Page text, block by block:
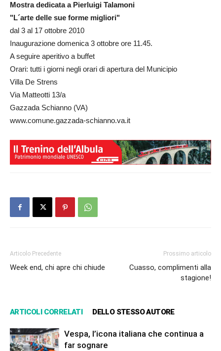
Mostra dedicata a Pierluigi Talamoni
"L´arte delle sue forme migliori"
dal 3 al 17 ottobre 2010
Inaugurazione domenica 3 ottobre ore 11.45.
A seguire aperitivo a buffet
Orari: tutti i giorni negli orari di apertura del Municipio
Villa De Strens
Via Matteotti 13/a
Gazzada Schianno (VA)
www.comune.gazzada-schianno.va.it
Articolo Precedente
Week end, chi apre chi chiude
Prossimo articolo
Cuasso, complimenti alla
stagione!
ARTICOLI CORRELATI DELLO STESSO AUTORE
Vespa, l’icona italiana che continua a
far sognare